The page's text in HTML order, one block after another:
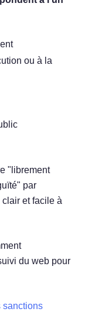
ou à la
"librement
par
et facile à
du web pour
sanctions